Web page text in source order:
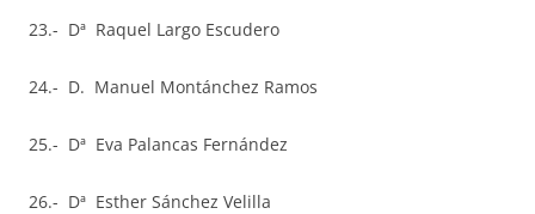
23.- Dª Raquel Largo Escudero
24.- D. Manuel Montánchez Ramos
25.- Dª Eva Palancas Fernández
26.- Dª Esther Sánchez Velilla